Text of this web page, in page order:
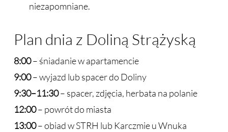
niezapomniane.
Plan dnia z Doliną Strążyską
8:00– śniadanie w apartamencie
9:00– wyjazd lub spacer do Doliny
9:30–11:30– spacer, zdjęcia, herbata na polanie
12:00– powrót do miasta
13:00– obiad w STRH lub Karczmie u Wnuka